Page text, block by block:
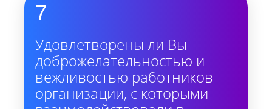
7
Удовлетворены ли Вы
доброжелательностью и
вежливостью работников
организации, с которыми